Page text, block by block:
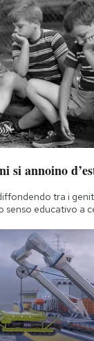
si annoino
tra i
senso educativo a